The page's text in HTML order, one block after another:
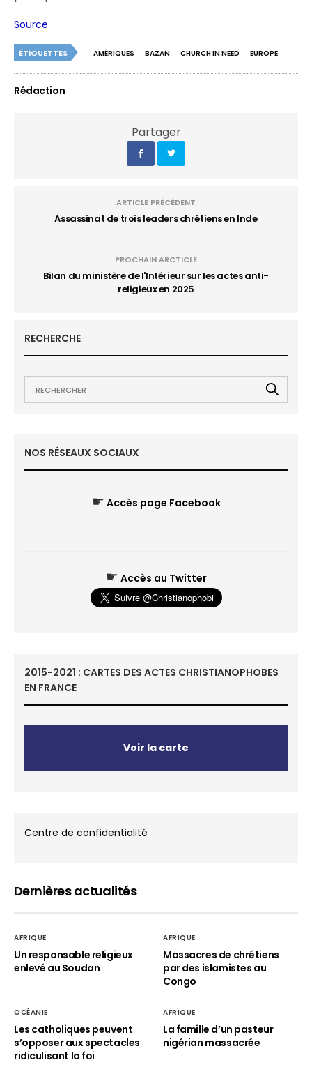
Source
ÉTIQUETTES AMÉRIQUES BAZAN CHURCH IN NEED EUROPE
Rédaction
Partager
ARTICLE PRÉCÉDENT
Assassinat de trois leaders chrétiens en Inde
PROCHAIN ARCTICLE
Bilan du ministère de l'Intérieur sur les actes anti-
religieux en 2025
RECHERCHE
NOS RÉSEAUX SOCIAUX
☛ Accès page Facebook
☛ Accès au Twitter
2015-2021 : CARTES DES ACTES CHRISTIANOPHOBES
EN FRANCE
Voir la carte
Centre de confidentialité
Dernières actualités
AFRIQUE
Un responsable religieux
enlevé au Soudan
AFRIQUE
Massacres de chrétiens
par des islamistes au
Congo
OCÉANIE
Les catholiques peuvent
s’opposer aux spectacles
ridiculisant la foi
AFRIQUE
La famille d’un pasteur
nigérian massacrée